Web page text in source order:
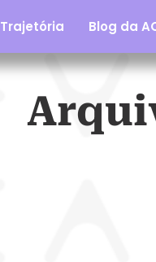
Trajetória Blog da